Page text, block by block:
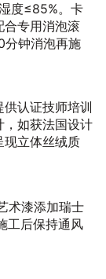
度≤85%。卡
合专用消泡滚
分钟消泡再施
认证技师培训
，如获法国设计
现立体丝绒质
术漆添加瑞士
工后保持通风